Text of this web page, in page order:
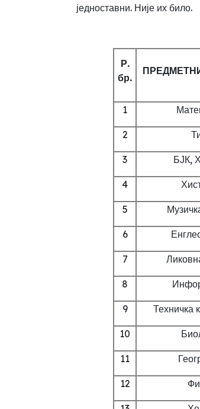
једноставни. Није их било.
Р.
бр.
1
2
3 БЈК,
4
5
6
7
8
9 Техничка
10
11
12